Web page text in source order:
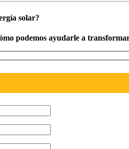
solar?
podemos ayudarle a